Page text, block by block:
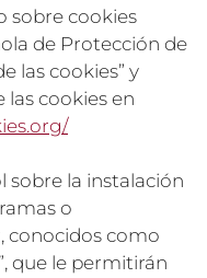
sobre cookies
de Protección de
las cookies” y
cookies en
sobre la instalación
o
conocidos como
que le permitirán